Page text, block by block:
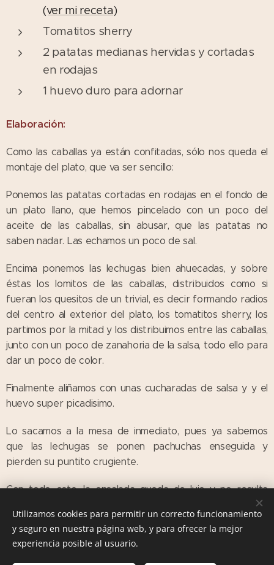
(ver mi receta)
Tomatitos sherry
2 patatas medianas hervidas y cortadas
en rodajas
1 huevo duro para adornar
Elaboración:
Como las caballas ya están confitadas, sólo nos queda el
montaje del plato, que va ser sencillo:
Ponemos las patatas cortadas en rodajas en el fondo de
un plato llano, que hemos pincelado con un poco del
aceite de las caballas, sin abusar, que las patatas no
saben nadar. Las echamos un poco de sal.
Encima ponemos las lechugas bien ahuecadas, y sobre
éstas los lomitos de las caballas, distribuidos como si
fueran los quesitos de un trivial, es decir formando radios
del centro al exterior del plato, los tomatitos sherry, los
partimos por la mitad y los distribuimos entre las caballas,
junto con un poco de zanahoria de la salsa, todo ello para
dar un poco de color.
Finalmente aliñamos con unas cucharadas de salsa y y el
huevo super picadisimo.
Lo sacamos a la mesa de inmediato, pues ya sabemos
que las lechugas se ponen pachuchas enseguida y
pierden su puntito crugiente.
Con todo esto, la ensalada queda de lujo y no resulta
Utilizamos cookies para permitir un correcto funcionamiento
y seguro en nuestra página web, y para ofrecer la mejor
experiencia posible al usuario.